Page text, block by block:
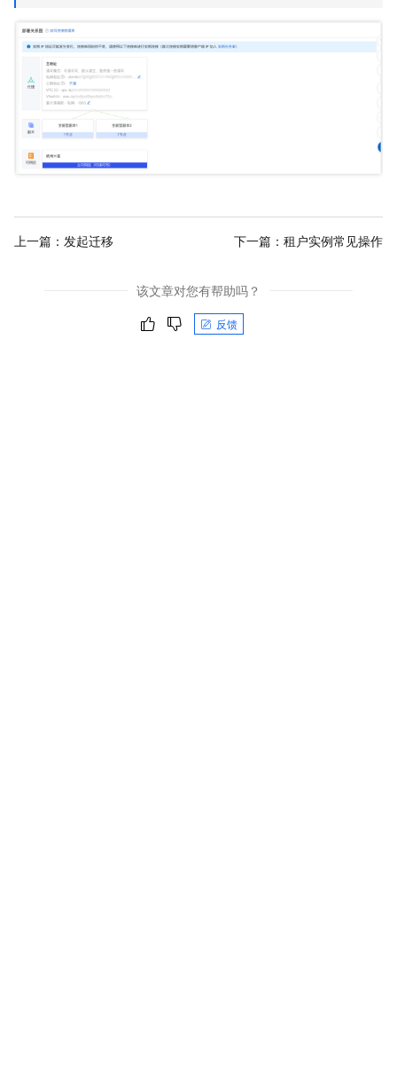
上一篇： 发起迁移 下一篇： 租户实例常见操作
该文章对您有帮助吗？
反馈